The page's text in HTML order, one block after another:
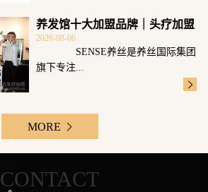
养发馆十大加盟品牌｜头疗加盟
选SENSE
2026-08-06
SENSE养丝是养丝国际集团
旗下专注...
MORE
CONTACT